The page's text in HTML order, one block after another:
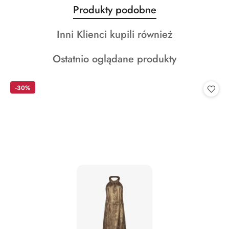
Pomiń karuzelę produktów
Produkty
o
statusie:
Produkty podobne
Produkty
statusie:
Inni Klienci kupili również
Produkty
Ostatnio oglądane produkty
-30%